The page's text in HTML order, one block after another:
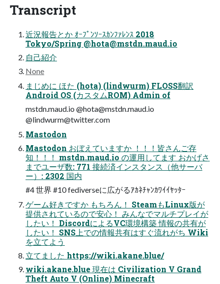
Transcript
近況報告とか ｵｰﾌﾟﾝｿｰｽｶﾝﾌｧﾚﾝｽ 2018
Tokyo/Spring @hota@mstdn.maud.io
自己紹介
None
まじめに ほた (hota) (lindwurm) FLOSS翻訳
Android OS (カスタムROM) Admin of
mstdn.maud.io @hota@mstdn.maud.io
@lindwurm@twitter.com
Mastodon
Mastodon おぼえていますか ！！！皆さんご存
知！！！ mstdn.maud.io の運用してます おかげさ
までユーザ数: 771 接続済インスタンス（他サーバ
ー）: 2302 国内
#4 世界 #10 fediverseに広がるｱｶﾈﾁｬﾝｶﾜｲｲﾔｯﾀｰ
ゲーム好きですか もちろん！ SteamもLinux版が
提供されているので安心！ みんなでマルチプレイが
したい！ DiscordによるVC環境構築 情報の共有が
したい！ SNS上での情報共有はすぐ流れがち Wiki
を立てよう
立てました https://wiki.akane.blue/
wiki.akane.blue 現在は Civilization V Grand
Theft Auto V (Online) Minecraft